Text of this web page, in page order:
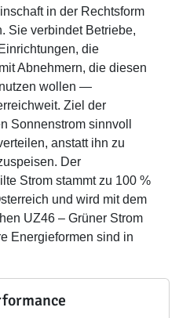
in der Rechtsform
Sie verbindet Betriebe,
die
Abnehmern, die diesen
wollen —
Ziel der
Sonnenstrom sinnvoll
anstatt ihn zu
Der
Strom stammt zu 100 %
und wird mit dem
UZ46 – Grüner Strom
Energieformen sind in